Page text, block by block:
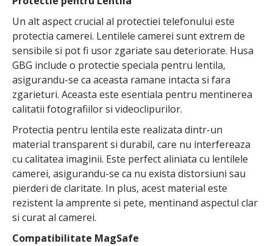
Un alt aspect crucial al protectiei telefonului este
protectia camerei. Lentilele camerei sunt extrem de
sensibile si pot fi usor zgariate sau deteriorate. Husa
GBG include o protectie speciala pentru lentila,
asigurandu-se ca aceasta ramane intacta si fara
zgarieturi. Aceasta este esentiala pentru mentinerea
calitatii fotografiilor si videoclipurilor.
Protectia pentru lentila este realizata dintr-un
material transparent si durabil, care nu interfereaza
cu calitatea imaginii. Este perfect aliniata cu lentilele
camerei, asigurandu-se ca nu exista distorsiuni sau
pierderi de claritate. In plus, acest material este
rezistent la amprente si pete, mentinand aspectul clar
si curat al camerei.
Compatibilitate MagSafe